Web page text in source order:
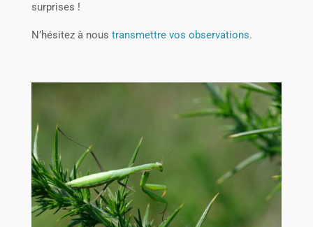
surprises !
N’hésitez à nous transmettre vos observations.